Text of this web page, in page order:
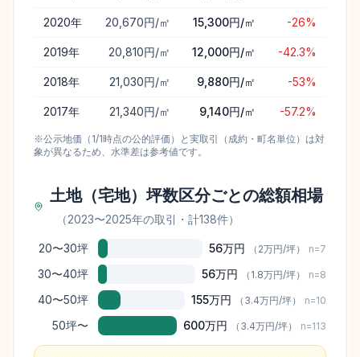
2020年 20,670円/㎡ 15,300円/㎡ -26%
2019年 20,810円/㎡ 12,000円/㎡ -42.3%
2018年 21,030円/㎡ 9,880円/㎡ -53%
2017年 21,340円/㎡ 9,140円/㎡ -57.2%
※公示地価（1/1時点の公的評価）と実取引（成約・町名単位）は対
象が異なるため、水準差は参考値です。
土地（宅地）坪数区分ごとの総額相場
（2023〜2025年の取引 ・計138件）
20〜30坪 56万円 （ 2万円/坪） n=7
30〜40坪 56万円 （ 1.8万円/坪） n=8
40〜50坪 155万円 （ 3.4万円/坪） n=10
50坪〜 600万円 （ 3.4万円/坪） n=113